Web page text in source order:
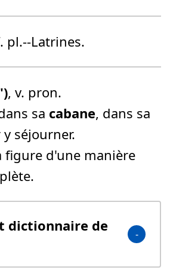
pl.--Latrines.
, v. pron.
sa cabane, dans sa
séjourner.
figure d'une manière
de